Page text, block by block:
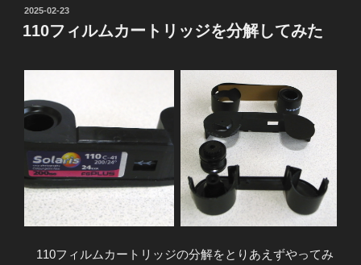
投
稿
日:
2025-02-23
110フィルムカートリッジを分解してみた
110フィルムカートリッジの分解をとりあえずやってみ